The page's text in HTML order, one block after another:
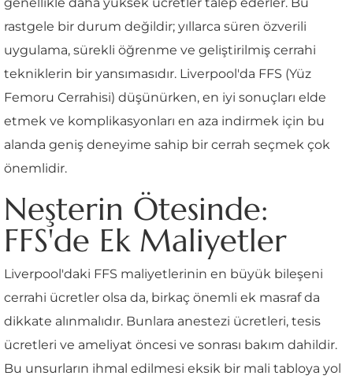
rastgele bir durum değildir; yıllarca süren özverili
uygulama, sürekli öğrenme ve geliştirilmiş cerrahi
tekniklerin bir yansımasıdır. Liverpool'da FFS (Yüz
Femoru Cerrahisi) düşünürken, en iyi sonuçları elde
etmek ve komplikasyonları en aza indirmek için bu
alanda geniş deneyime sahip bir cerrah seçmek çok
önemlidir.
Neşterin Ötesinde:
FFS'de Ek Maliyetler
Liverpool'daki FFS maliyetlerinin en büyük bileşeni
cerrahi ücretler olsa da, birkaç önemli ek masraf da
dikkate alınmalıdır. Bunlara anestezi ücretleri, tesis
ücretleri ve ameliyat öncesi ve sonrası bakım dahildir.
Bu unsurların ihmal edilmesi eksik bir mali tabloya yol